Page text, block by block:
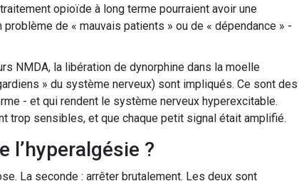
opioïde à long terme pourraient avoir une
de « mauvais patients » ou de « dépendance » -
NMDA, la libération de dynorphine dans la moelle
» du système nerveux) sont impliqués. Ce sont des
- et qui rendent le système nerveux hyperexcitable.
trop sensibles, et que chaque petit signal était amplifié.
l’hyperalgésie ?
La seconde : arrêter brutalement. Les deux sont